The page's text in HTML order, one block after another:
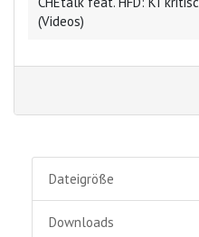
(Videos)
Dateigröße
Downloads